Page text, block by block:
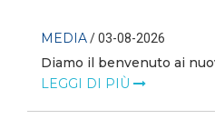
MEDIA/ 03-08-2026
Diamo il benvenuto ai
LEGGI DI PIÙ